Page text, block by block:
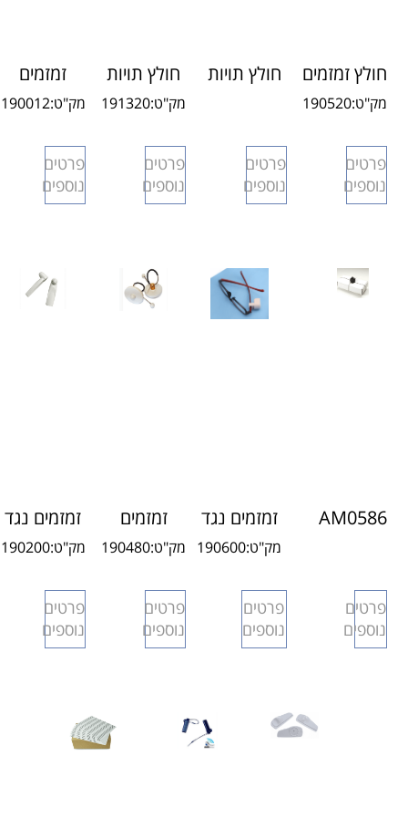
חולץ זמזמים
AMD028
מק"ט:190520
פרטים
נוספים
חולץ תויות
AMAD001
פרטים
נוספים
חולץ תויות
AMמק"ט:191320
פרטים
נוספים
זמזמים
נייטים נגד
גנבות
AMP001
מק"ט:190012
פרטים
נוספים
AM0586
גניבות
פרטים
נוספים
זמזמים נגד
גניבות
AMOPR001
מק"ט:190600
פרטים
נוספים
זמזמים
לקשירהמק"ט:190480
פרטים
נוספים
זמזמים נגד
גניבותמק"ט:190200
פרטים
נוספים